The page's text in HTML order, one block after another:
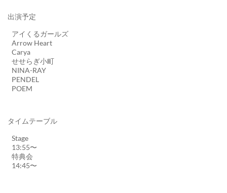
出演予定
アイくるガールズ
Arrow Heart
Carya
せせらぎ小町
NINA-RAY
PENDEL
POEM
タイムテーブル
Stage
13:55〜
特典会
14:45〜